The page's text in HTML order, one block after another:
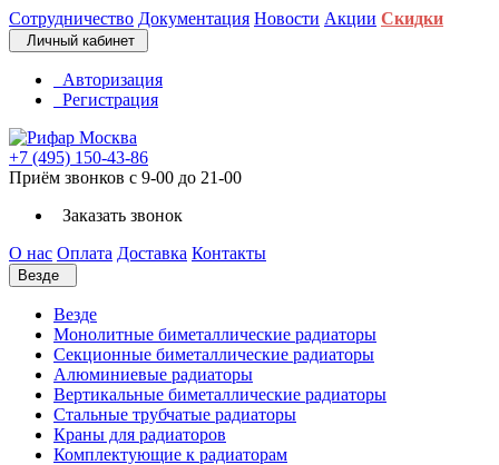
Сотрудничество Документация Новости Акции Скидки
Личный кабинет
Авторизация
Регистрация
+7 (495) 150-43-86
Приём звонков с 9-00 до 21-00
Заказать звонок
О нас Оплата Доставка Контакты
Везде
Везде
Монолитные биметаллические радиаторы
Секционные биметаллические радиаторы
Алюминиевые радиаторы
Вертикальные биметаллические радиаторы
Стальные трубчатые радиаторы
Краны для радиаторов
Комплектующие к радиаторам